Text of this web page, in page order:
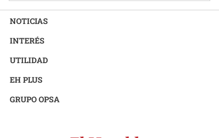
NOTICIAS
INTERÉS
UTILIDAD
EH PLUS
GRUPO OPSA